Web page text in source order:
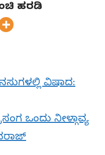
ಹರಡಿ
ವಿಷಾದ:
ಒಂದು ನೀಳ್ಗಾವ್ಯ